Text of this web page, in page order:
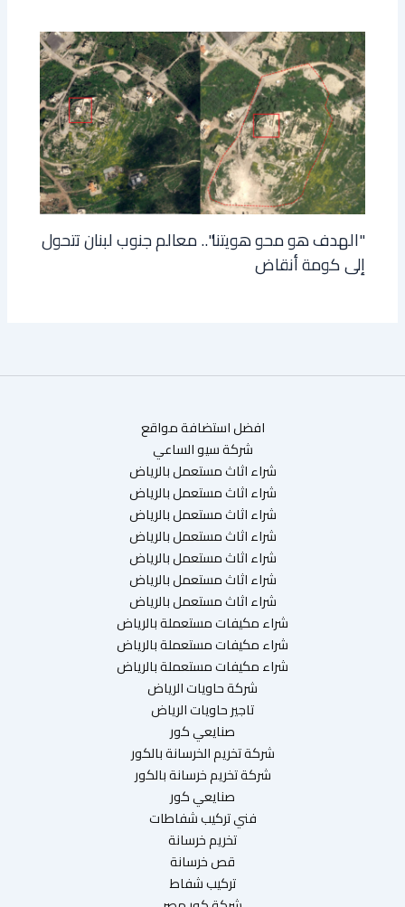
"الهدف هو محو هويتنا".. معالم جنوب لبنان تتحول
إلى كومة أنقاض
افضل استضافة مواقع
شركة سيو الساعي
شراء اثاث مستعمل بالرياض
شراء اثاث مستعمل بالرياض
شراء اثاث مستعمل بالرياض
شراء اثاث مستعمل بالرياض
شراء اثاث مستعمل بالرياض
شراء اثاث مستعمل بالرياض
شراء اثاث مستعمل بالرياض
شراء مكيفات مستعملة بالرياض
شراء مكيفات مستعملة بالرياض
شراء مكيفات مستعملة بالرياض
شركة حاويات الرياض
تاجير حاويات الرياض
صنايعي كور
شركة تخريم الخرسانة بالكور
شركة تخريم خرسانة بالكور
صنايعي كور
فني تركيب شفاطات
تخريم خرسانة
قص خرسانة
تركيب شفاط